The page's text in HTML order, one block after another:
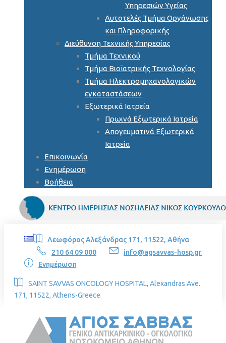
Υπηρεσιών Υγείας
Αυτοτελές Τμήμα Οργάνωσης
και Πληροφορικής
Διεύθυνση Τεχνικής Υπηρεσίας
Τμήμα Τεχνικού
Τμήμα Βιοϊατρικής Τεχνολογίας
Τμήμα Ηλεκτρομηχανολογικών
εγκαταστάσεων
Εξωτερικά Ιατρεία
Πρωινά Εξωτερικά Ιατρεία
Απογευματινά Εξωτερικά
Ιατρεία
Επικοινωνία
Ενημέρωση
Βοήθεια
Λεωφόρος Αλεξάνδρας 171, 11522, Αθήνα
210 64 09 000
info@agsavvas-hosp.gr
Ενημέρωση
SAINT SAVVAS ONCOLOGY HOSPITAL, Alexandras Ave.
171, 11522, Athens-Greece